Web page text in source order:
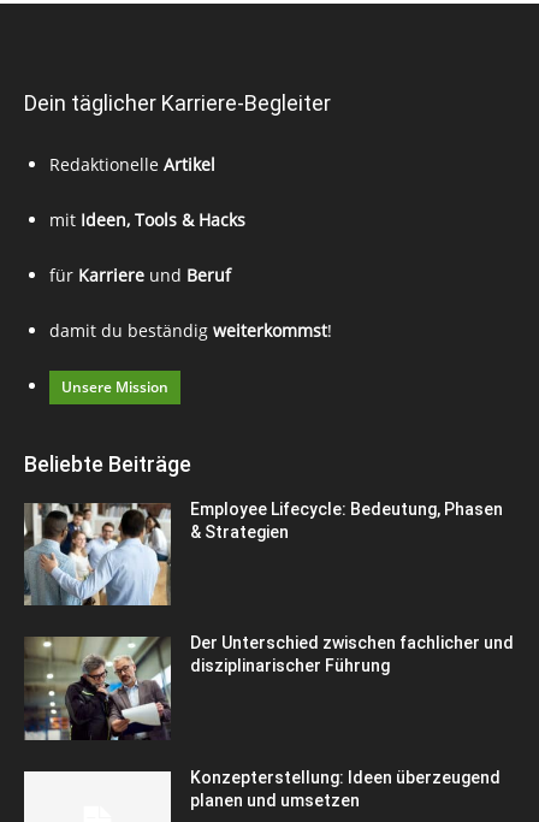
Dein täglicher Karriere-Begleiter
Redaktionelle Artikel
mit Ideen, Tools & Hacks
für Karriere und Beruf
damit du beständig weiterkommst!
Unsere Mission
Beliebte Beiträge
Employee Lifecycle: Bedeutung, Phasen
& Strategien
Der Unterschied zwischen fachlicher und
disziplinarischer Führung
Konzepterstellung: Ideen überzeugend
planen und umsetzen